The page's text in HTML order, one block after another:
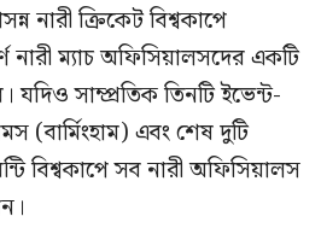
নারী ক্রিকেট বিশ্বকাপে
নারী ম্যাচ অফিসিয়ালসদের একটি
যদিও সাম্প্রতিক তিনটি ইভেন্ট-
এবং শেষ দুটি
বিশ্বকাপে সব নারী অফিসিয়ালস